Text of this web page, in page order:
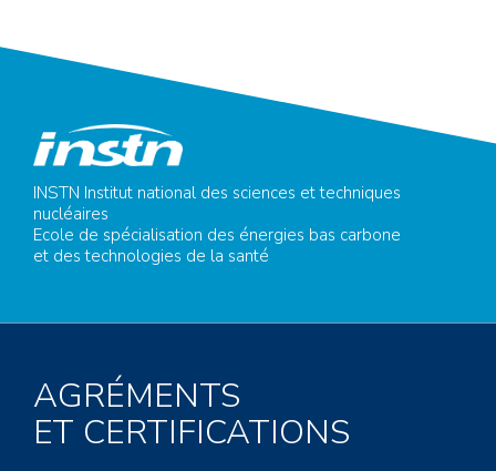
INSTN Institut national des sciences et techniques
nucléaires
Ecole de spécialisation des énergies bas carbone
et des technologies de la santé
AGRÉMENTS
ET CERTIFICATIONS